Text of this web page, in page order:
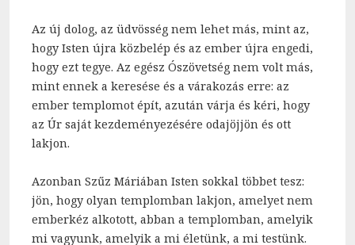
Az új dolog, az üdvösség nem lehet más, mint az,
hogy Isten újra közbelép és az ember újra engedi,
hogy ezt tegye. Az egész Ószövetség nem volt más,
mint ennek a keresése és a várakozás erre: az
ember templomot épít, azután várja és kéri, hogy
az Úr saját kezdeményezésére odajöjjön és ott
lakjon.
Azonban Szűz Máriában Isten sokkal többet tesz:
jön, hogy olyan templomban lakjon, amelyet nem
emberkéz alkotott, abban a templomban, amelyik
mi vagyunk, amelyik a mi életünk, a mi testünk.